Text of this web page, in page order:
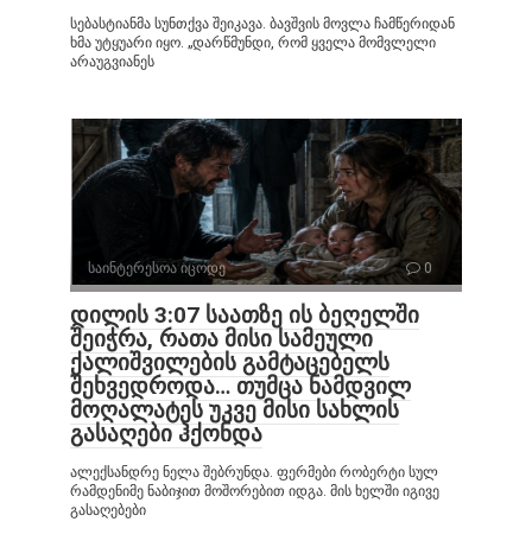
სებასტიანმა სუნთქვა შეიკავა. ბავშვის მოვლა ჩამწერიდან
ხმა უტყუარი იყო. „დარწმუნდი, რომ ყველა მომვლელი
არაუგვიანეს
საინტერესოა იცოდე 0
დილის 3:07 საათზე ის ბეღელში
შეიჭრა, რათა მისი სამეული
ქალიშვილების გამტაცებელს
შეხვედროდა… თუმცა ნამდვილ
მოღალატეს უკვე მისი სახლის
გასაღები ჰქონდა
ალექსანდრე ნელა შებრუნდა. ფერმები რობერტი სულ
რამდენიმე ნაბიჯით მოშორებით იდგა. მის ხელში იგივე
გასაღებები